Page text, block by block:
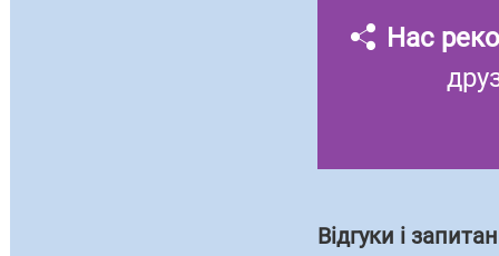
Нас
Відгуки і